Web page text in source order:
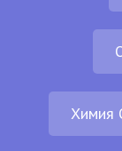
Химия